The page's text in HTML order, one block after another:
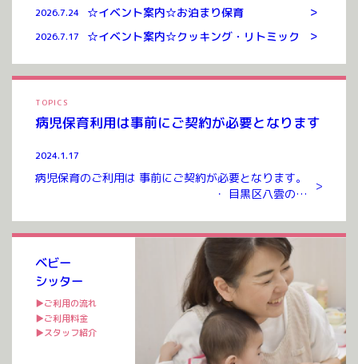
ベビー
シッター
▶ご利用の流れ
▶ご利用料金
▶スタッフ紹介
TOPICS
病児保育利用は事前にご契約が必要となります
2024.1.17
病児保育のご利用は 事前にご契約が必要となります。
・ 目黒区八雲のお
いただいたのち ご利用が可能となります。 ご契約には
入会金、年会費 […]
>
2026.7.24 ☆イベント案内☆お泊まり保育 >
2026.7.17 ☆イベント案内☆クッキング・リトミック >